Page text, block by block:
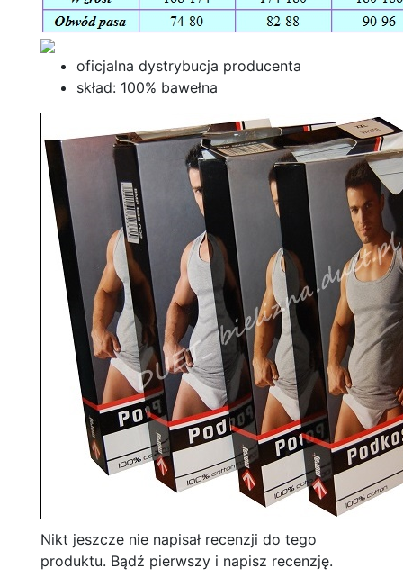
oficjalna dystrybucja producenta
skład: 100% bawełna
Nikt jeszcze nie napisał recenzji do tego
produktu. Bądź pierwszy i napisz recenzję.